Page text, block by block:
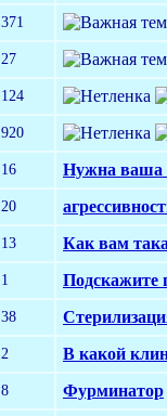
371
27
124
920
16 Нужна ваша
20
13 Как вам
1 Подскажите
38
2 В какой
8 Фурминатор